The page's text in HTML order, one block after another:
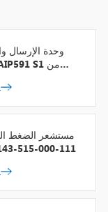
وحدة الإرسال
شركة يوكوجاوا
مستشعر الضغط
515-000-111